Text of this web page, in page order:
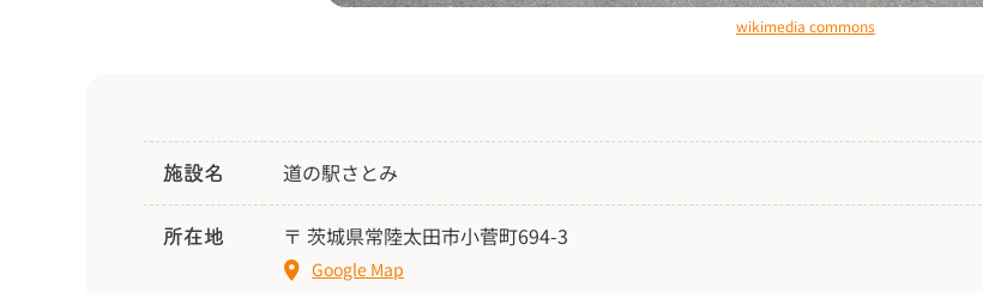
wikimedia commons
施設名 道の駅さとみ
所在地 〒 茨城県常陸太田市小菅町694-3
Google Map